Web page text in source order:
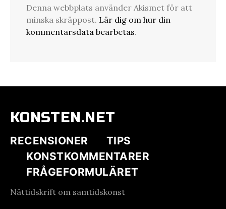
Denna webbplats använder Akismet för att
minska skräppost. Lär dig om hur din
kommentarsdata bearbetas.
KONSTEN.NET
RECENSIONER
TIPS
KONSTKOMMENTARER
FRÅGEFORMULÄRET
Nättidskrift om samtidskonst